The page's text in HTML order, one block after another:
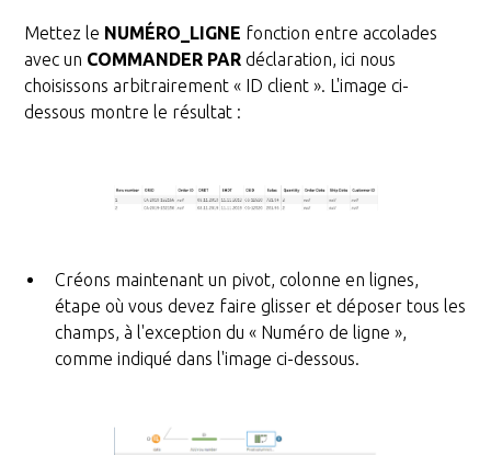
Mettez le NUMÉRO_LIGNE fonction entre accolades
avec un COMMANDER PAR déclaration, ici nous
choisissons arbitrairement « ID client ». L'image ci-
dessous montre le résultat :
Créons maintenant un pivot, colonne en lignes,
étape où vous devez faire glisser et déposer tous les
champs, à l'exception du « Numéro de ligne »,
comme indiqué dans l'image ci-dessous.